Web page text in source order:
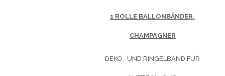
1 ROLLE BALLONBÄNDER,
CHAMPAGNER
DEKO- UND RINGELBAND FÜR